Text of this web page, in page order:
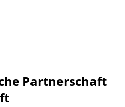
Partnerschaft